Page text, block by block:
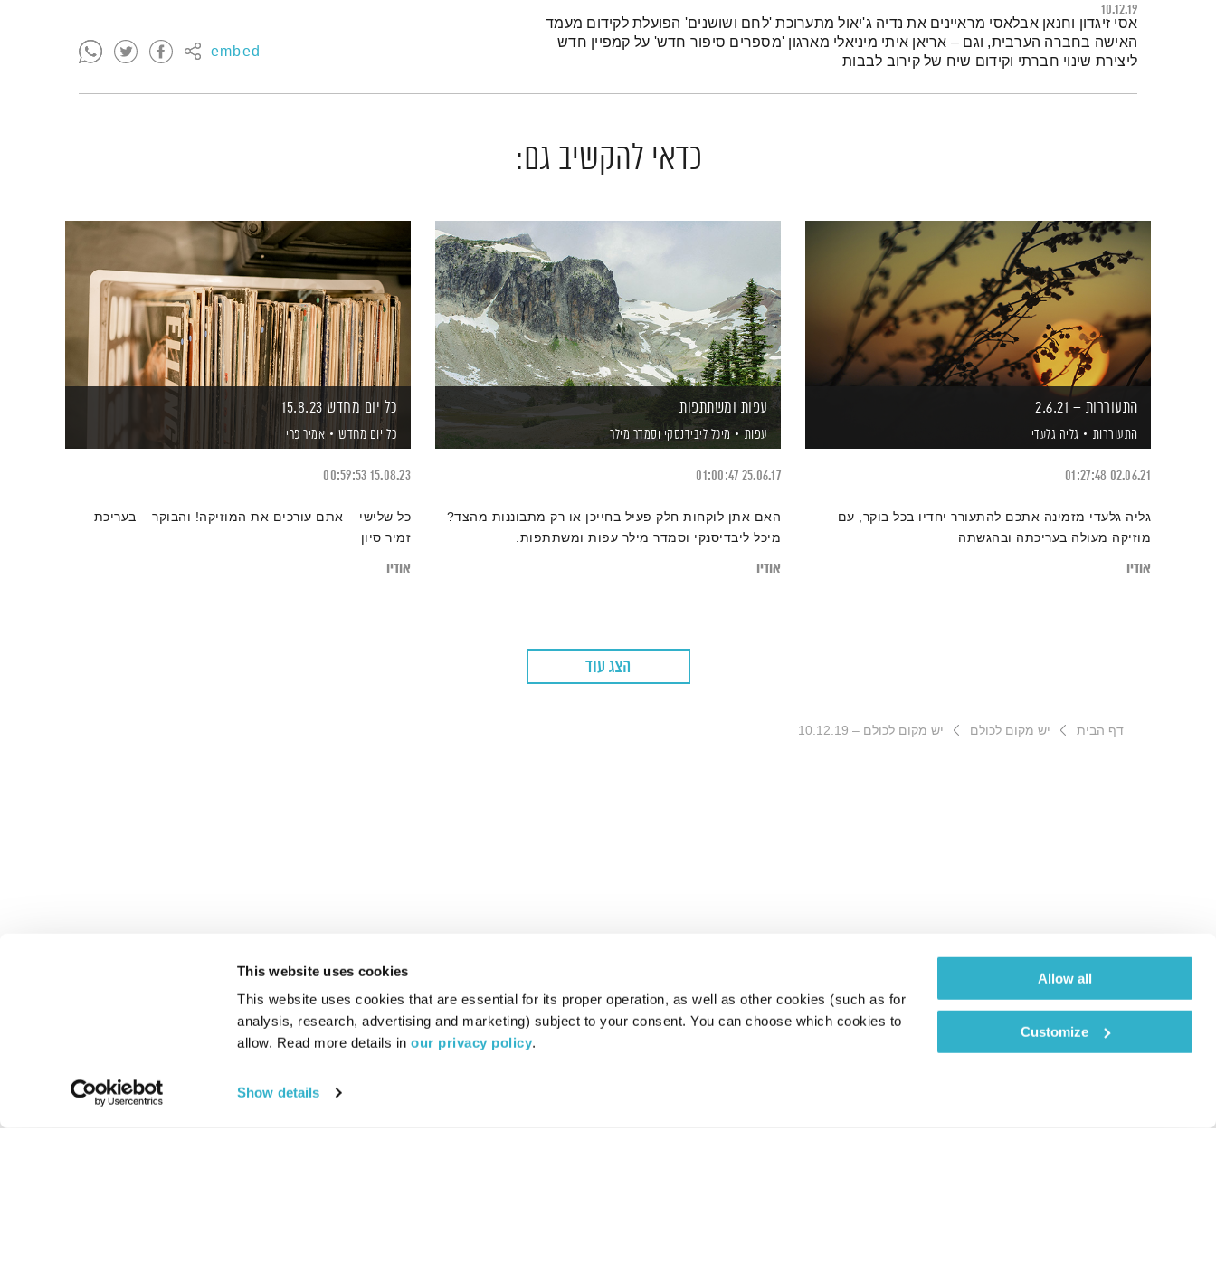
This website uses cookies
This website uses cookies that are essential for its proper operation, as well as other cookies (such as for
analysis, research, advertising and marketing) subject to your consent. You can choose which cookies to
allow. Read more details in our privacy policy.
Show details
Allow all
Customize
10.12.19
embed
תמצית הפודקאסט
אסי זיגדון וחנאן אבלאסי מראיינים את נדיה ג'יאול מתערוכת 'לחם ושושנים' הפועלת לקידום מעמד
האישה בחברה הערבית, וגם – אריאן איתי מיניאלי מארגון 'מספרים סיפור חדש' על קמפיין חדש
ליצירת שינוי חברתי וקידום שיח של קירוב לבבות
כדאי להקשיב גם:
התעוררות – 2.6.21
התעוררות גליה גלעדי
02.06.21
01:27:48
גליה גלעדי מזמינה אתכם להתעורר יחדיו בכל בוקר, עם
מוזיקה מעולה בעריכתה ובהגשתה
אודיו
עפות ומשתתפות
עפות מיכל ליבידנסקי וסמדר מילר
25.06.17
01:00:47
האם אתן לוקחות חלק פעיל בחייכן או רק מתבוננות מהצד?
מיכל ליבדיסנקי וסמדר מילר עפות ומשתתפות.
אודיו
כל יום מחדש 15.8.23
כל יום מחדש אמיר פרי
15.08.23
00:59:53
כל שלישי – אתם עורכים את המוזיקה! והבוקר – בעריכת
זמיר סיון
אודיו
הצג עוד
דף הבית יש מקום לכולם יש מקום לכולם – 10.12.19